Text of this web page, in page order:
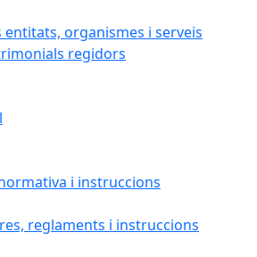
entitats, organismes i serveis
regidors
i instruccions
reglaments i instruccions